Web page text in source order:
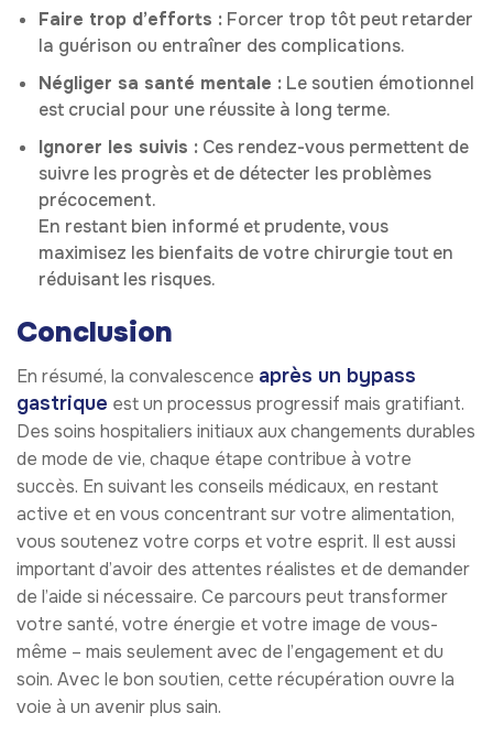
Faire trop d’efforts : Forcer trop tôt peut retarder
la guérison ou entraîner des complications.
Négliger sa santé mentale : Le soutien émotionnel
est crucial pour une réussite à long terme.
Ignorer les suivis : Ces rendez-vous permettent de
suivre les progrès et de détecter les problèmes
précocement.
En restant bien informé et prudente, vous
maximisez les bienfaits de votre chirurgie tout en
réduisant les risques.
Conclusion
En résumé, la convalescence après un bypass
gastrique est un processus progressif mais gratifiant.
Des soins hospitaliers initiaux aux changements durables
de mode de vie, chaque étape contribue à votre
succès. En suivant les conseils médicaux, en restant
active et en vous concentrant sur votre alimentation,
vous soutenez votre corps et votre esprit. Il est aussi
important d’avoir des attentes réalistes et de demander
de l’aide si nécessaire. Ce parcours peut transformer
votre santé, votre énergie et votre image de vous-
même – mais seulement avec de l’engagement et du
soin. Avec le bon soutien, cette récupération ouvre la
voie à un avenir plus sain.